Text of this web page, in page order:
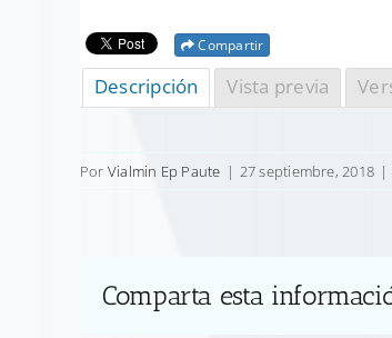
Compartir
Descripción Vista previa
Por Vialmin Ep Paute | 27 septiembre, 2018 |
Comparta esta